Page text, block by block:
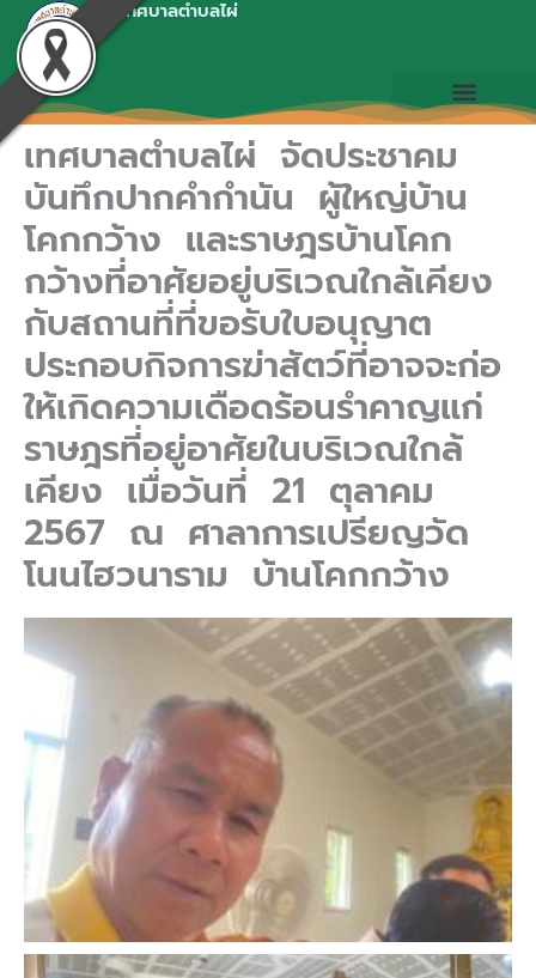
Skip
content
เทศบาลตำบลไผ่
เทศบาลตำบลไผ่ จัดประชาคม
บันทึกปากคำกำนัน ผู้ใหญ่บ้าน
โคกกว้าง และราษฎรบ้านโคก
กว้างที่อาศัยอยู่บริเวณใกล้เคียง
กับสถานที่ที่ขอรับใบอนุญาต
ประกอบกิจการฆ่าสัตว์ที่อาจจะก่อ
ให้เกิดความเดือดร้อนรำคาญแก่
ราษฎรที่อยู่อาศัยในบริเวณใกล้
เคียง เมื่อวันที่ 21 ตุลาคม
2567 ณ ศาลาการเปรียญวัด
โนนไฮวนาราม บ้านโคกกว้าง